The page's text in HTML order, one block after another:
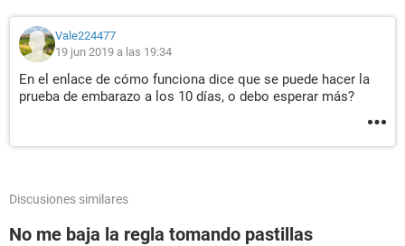
Vale224477
19 jun 2019 a las 19:34
En el enlace de cómo funciona dice que se puede hacer la
prueba de embarazo a los 10 días, o debo esperar más?
Discusiones similares
No me baja la regla tomando pastillas